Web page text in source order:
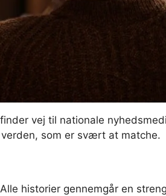
vej til nationale
som er svært at matche.
historier gennemgår en